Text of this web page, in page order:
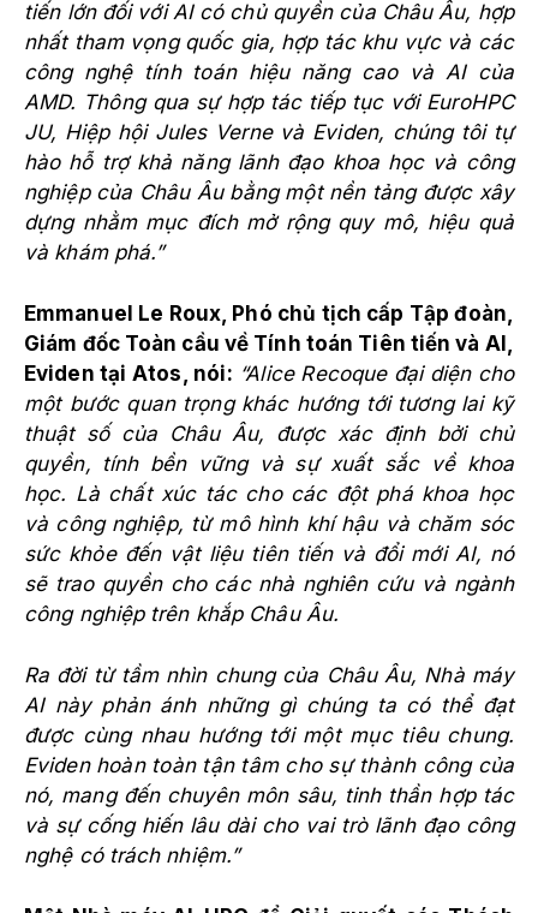
tiến lớn đối với AI có chủ quyền của Châu Âu, hợp
nhất tham vọng quốc gia, hợp tác khu vực và các
công nghệ tính toán hiệu năng cao và AI của
AMD. Thông qua sự hợp tác tiếp tục với EuroHPC
JU, Hiệp hội Jules Verne và Eviden, chúng tôi tự
hào hỗ trợ khả năng lãnh đạo khoa học và công
nghiệp của Châu Âu bằng một nền tảng được xây
dựng nhằm mục đích mở rộng quy mô, hiệu quả
và khám phá.”
Emmanuel Le Roux, Phó chủ tịch cấp Tập đoàn,
Giám đốc Toàn cầu về Tính toán Tiên tiến và AI,
Eviden tại Atos, nói: “Alice Recoque đại diện cho
một bước quan trọng khác hướng tới tương lai kỹ
thuật số của Châu Âu, được xác định bởi chủ
quyền, tính bền vững và sự xuất sắc về khoa
học. Là chất xúc tác cho các đột phá khoa học
và công nghiệp, từ mô hình khí hậu và chăm sóc
sức khỏe đến vật liệu tiên tiến và đổi mới AI, nó
sẽ trao quyền cho các nhà nghiên cứu và ngành
công nghiệp trên khắp Châu Âu.
Ra đời từ tầm nhìn chung của Châu Âu, Nhà máy
AI này phản ánh những gì chúng ta có thể đạt
được cùng nhau hướng tới một mục tiêu chung.
Eviden hoàn toàn tận tâm cho sự thành công của
nó, mang đến chuyên môn sâu, tinh thần hợp tác
và sự cống hiến lâu dài cho vai trò lãnh đạo công
nghệ có trách nhiệm.”